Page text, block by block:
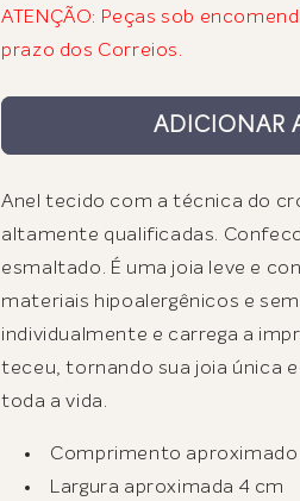
ATENÇÃO: Peças sob
prazo dos Correios.
ADICIONAR
Anel tecido com a técnica do
altamente qualificadas.
esmaltado. É uma joia leve e
materiais hipoalergênicos e
individualmente e carrega a
teceu, tornando sua joia única
toda a vida.
Comprimento aproximado
Largura aproximada 4 cm